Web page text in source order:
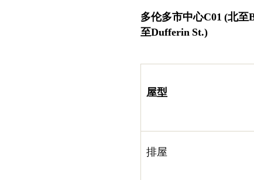
日
多伦多市中心C01 (北至
至Dufferin St.)
屋型
排屋